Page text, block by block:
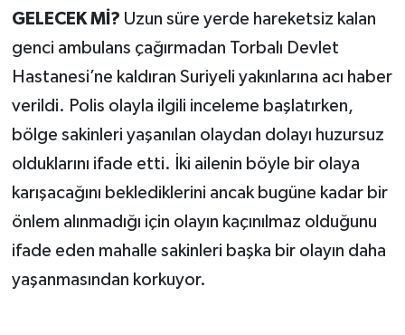
GELECEK Mİ? Uzun süre yerde hareketsiz kalan
genci ambulans çağırmadan Torbalı Devlet
Hastanesi’ne kaldıran Suriyeli yakınlarına acı haber
verildi. Polis olayla ilgili inceleme başlatırken,
bölge sakinleri yaşanılan olaydan dolayı huzursuz
olduklarını ifade etti. İki ailenin böyle bir olaya
karışacağını beklediklerini ancak bugüne kadar bir
önlem alınmadığı için olayın kaçınılmaz olduğunu
ifade eden mahalle sakinleri başka bir olayın daha
yaşanmasından korkuyor.